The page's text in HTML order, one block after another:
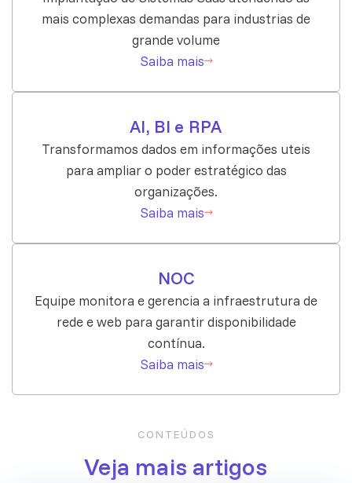
mais complexas demandas para industrias de
grande volume
Saiba mais
AI, BI e RPA
Transformamos dados em informações uteis
para ampliar o poder estratégico das
organizações.
Saiba mais
NOC
Equipe monitora e gerencia a infraestrutura de
rede e web para garantir disponibilidade
contínua.
Saiba mais
CONTEÚDOS
Veja mais artigos